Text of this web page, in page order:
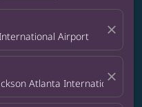
International Airport close
Atlanta International
close